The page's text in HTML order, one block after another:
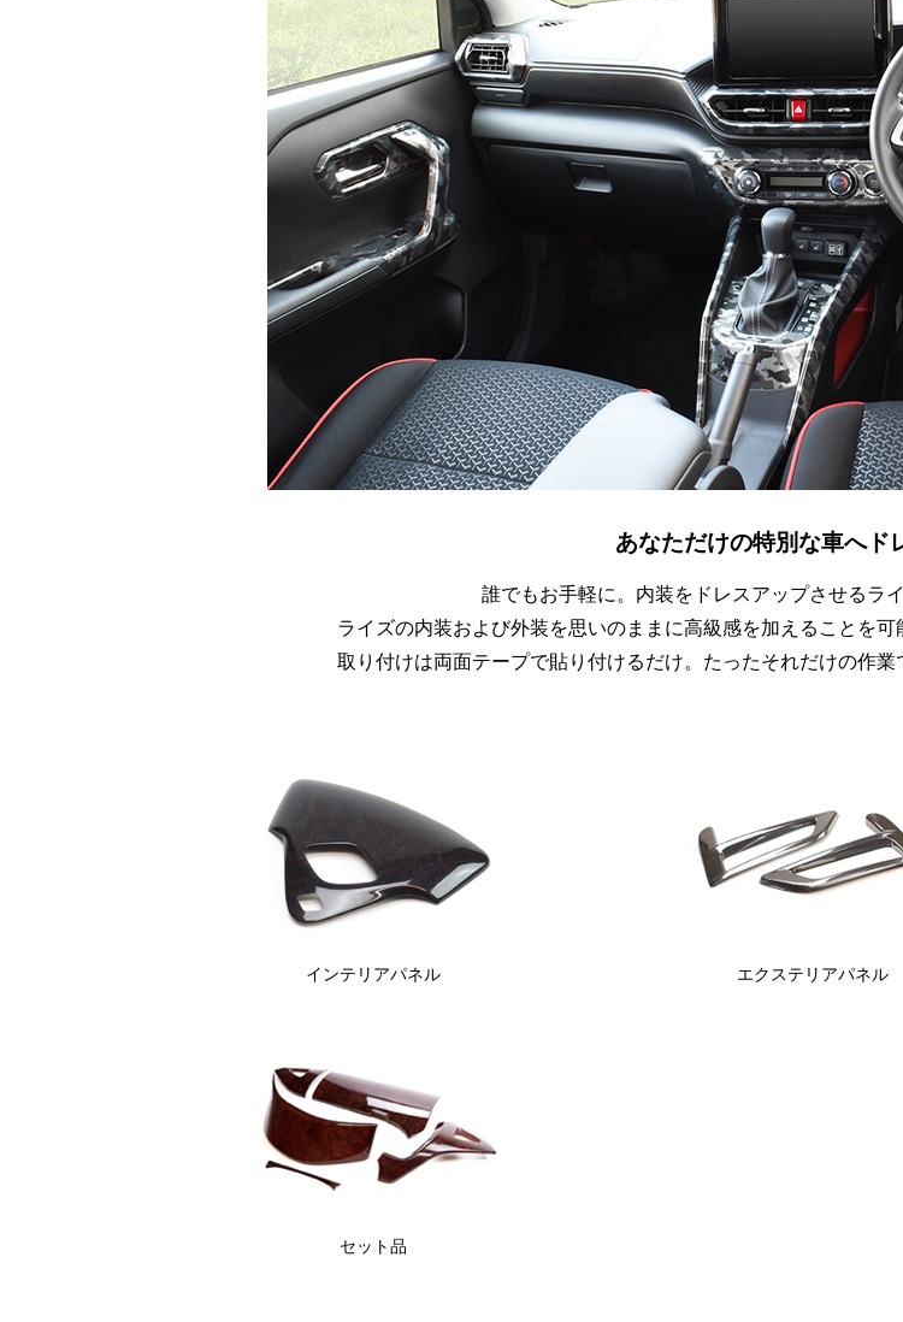
あなただけの特別な車へド
誰でもお手軽に。内装をドレスアップさせるラ
ライズの内装および外装を思いのままに高級感を加えることを可
取り付けは両面テープで貼り付けるだけ。たったそれだけの作業
インテリアパネル エクステリアパネル
セット品